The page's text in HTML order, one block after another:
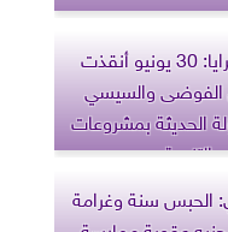
أسامة سرايا: 30 يونيو أنقذت
والسيسي
الحديثة بمشروعات
التنمية
الحبس سنة وغرامة